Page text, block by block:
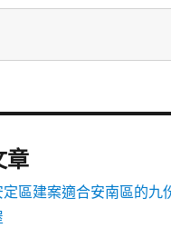
章
定區建案適合安南區的九